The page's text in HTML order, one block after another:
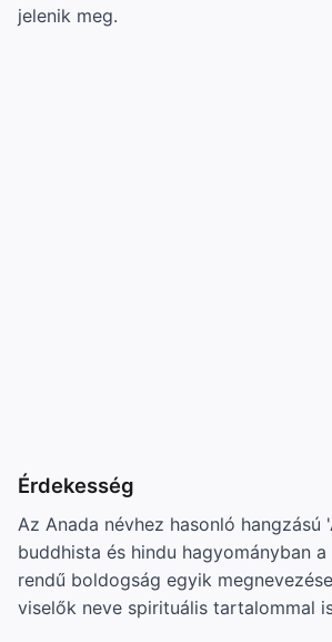
jelenik meg.
Érdekesség
Az Anada névhez hasonló hangzású
buddhista és hindu hagyományban
rendű boldogság egyik
viselők neve spirituális tartalommal